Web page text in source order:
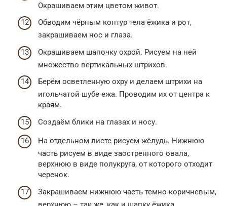
Окрашиваем этим цветом живот.
Обводим чёрным контур тела ёжика и рот,
закрашиваем нос и глаза.
Окрашиваем шапочку охрой. Рисуем на ней
множество вертикальных штрихов.
Берём осветленную охру и делаем штрихи на
игольчатой шубе ежа. Проводим их от центра к
краям.
Создаём блики на глазах и носу.
На отдельном листе рисуем жёлудь. Нижнюю
часть рисуем в виде заостренного овала,
верхнюю в виде полукруга, от которого отходит
черенок.
Закрашиваем нижнюю часть темно-коричневым,